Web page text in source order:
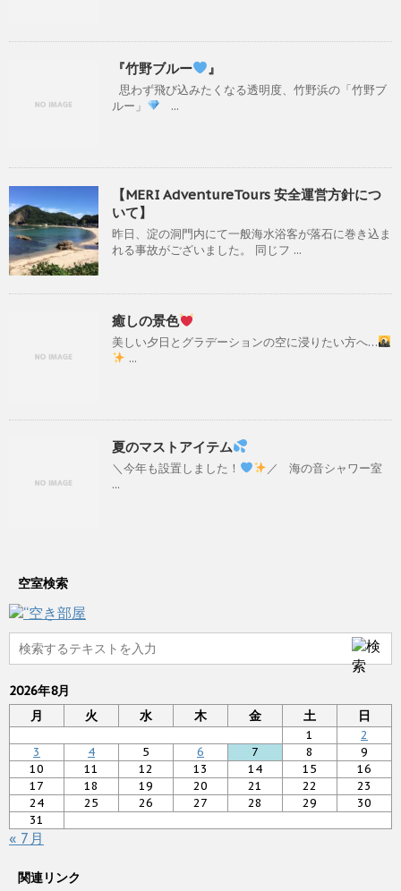
『竹野ブルー 』
思わず飛び込みたくなる透明度、竹野浜の「竹野ブ
ルー」
...
【MERI AdventureTours 安全運営方針につ
いて】
昨日、淀の洞門内にて一般海水浴客が落石に巻き込ま
れる事故がございました。 同じフ ...
癒しの景色
美しい夕日とグラデーションの空に浸りたい方へ…
...
夏のマストアイテム
＼今年も設置しました！
／ 海の音シャワー室
...
空室検索
2026年8月
月
火 水 木 金 土 日
1
2
3
4 5 6 7 8
9
10
11 12 13 14 15
16
17
18 19 20 21 22
23
24
25 26 27 28 29
30
31
« 7月
関連リンク